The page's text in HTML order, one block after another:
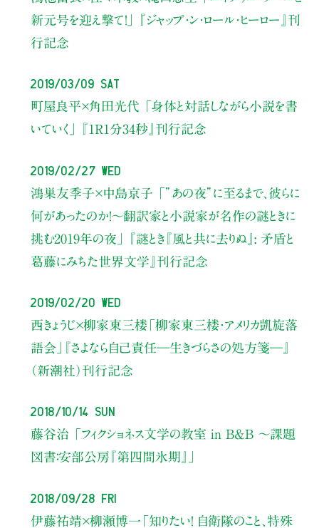
新元号を迎え撃て！」
『ジャップ・ン・ロール・ヒーロー』刊
行記念
2019/03/09 Sat
町屋良平×角田光代
「身体と対話しながら小説を書
いていく」
『1R1分34秒』刊行記念
2019/02/27 Wed
鴻巣友季子×中島京子
「”あの夜”に至るまで、彼らに
何があったのか！〜翻訳家と小説家が名作の謎ときに
挑む2019年の夜」
『謎とき『風と共に去りぬ』: 矛盾と
葛藤にみちた世界文学』刊行記念
2019/02/20 Wed
西きょうじ×柳家東三楼「柳家東三楼・アメリカ凱旋落
語会」
『さよなら自己責任―生きづらさの処方箋―』
（新潮社）刊行記念
2018/10/14 Sun
藤谷治
「フィクショネス文学の教室 in B&B 〜課題
図書：安部公房『第四間氷期』」
2018/09/28 Fri
伊藤祐靖×柳瀬博一 「知りたい！ 自衛隊のこと、特殊